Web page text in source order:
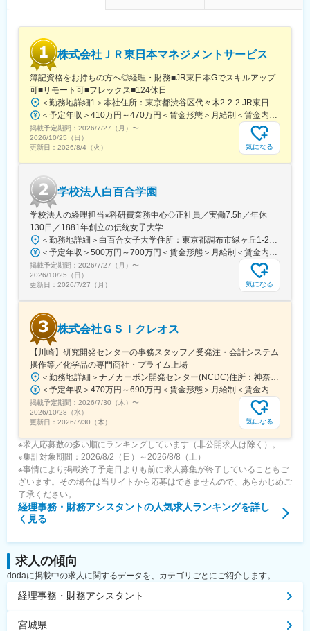
株式会社ＪＲ東日本マネジメントサービス
簿記資格をお持ちの方へ◎経理・財務■JR東日本Gでスキルアップ
可■リモート可■フレックス■124休日
掲載予定期間： 2026/7/27（月） 〜
2026/10/25（日）
更新日： 2026/8/4（火） 気になる
学校法人白百合学園
学校法人の経理担当※科研費業務中心◇正社員／実働7.5h／年休
130日／1881年創立の伝統女子大学
掲載予定期間： 2026/7/27（月） 〜
2026/10/25（日）
更新日： 2026/7/27（月） 気になる
株式会社ＧＳＩクレオス
【川崎】研究開発センターの事務スタッフ／受発注・会計システム
操作等／化学品の専門商社・プライム上場
掲載予定期間： 2026/7/30（木） 〜
2026/10/28（水）
更新日： 2026/7/30（木） 気になる
※求人応募数の多い順にランキングしています（非公開求人は除く）。
※集計対象期間：2026/8/2（日）～2026/8/8（土）
※事情により掲載終了予定日よりも前に求人募集が終了していることもご
ざいます。その場合は当サイトから応募はできませんので、あらかじめご
了承ください。
経理事務・財務アシスタントの人気求人ランキングを詳し
く見る
求人の傾向
dodaに掲載中の求人に関するデータを、カテゴリごとにご紹介します。
経理事務・財務アシスタント
宮城県